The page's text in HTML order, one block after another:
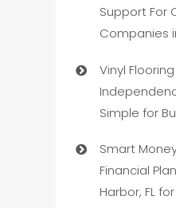
Support For
Companies
Vinyl
Simple for
Smart
Financial
Harbor, FL